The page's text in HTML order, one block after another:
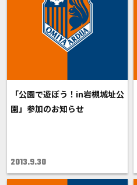
「公園で遊ぼう！in岩槻城址公
園」参加のお知らせ
2013.9.30